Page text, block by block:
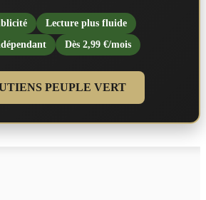
Lecture plus fluide
Dès 2,99 €/mois
PEUPLE VERT